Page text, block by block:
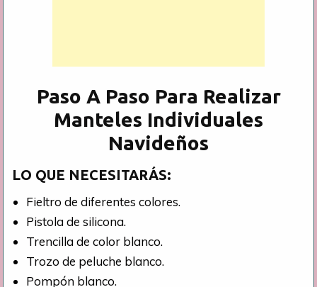
Paso A Paso Para Realizar
Manteles Individuales
Navideños
LO QUE NECESITARÁS:
Fieltro de diferentes colores.
Pistola de silicona.
Trencilla de color blanco.
Trozo de peluche blanco.
Pompón blanco.